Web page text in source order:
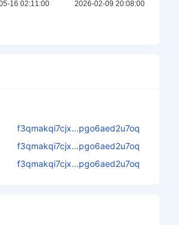
f3qmakqi7cjx...pgo6aed2u7oq
f3qmakqi7cjx...pgo6aed2u7oq
f3qmakqi7cjx...pgo6aed2u7oq